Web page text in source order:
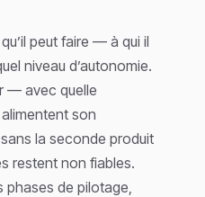
peut faire — à qui il
niveau d’autonomie.
— avec quelle
son
la seconde produit
restent non fiables.
de pilotage,